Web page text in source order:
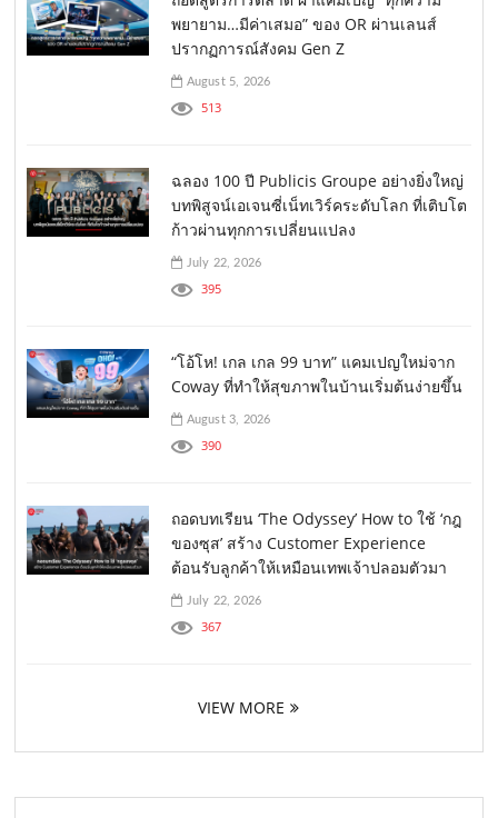
พยายาม…มีค่าเสมอ” ของ OR ผ่านเลนส์
ปรากฏการณ์สังคม Gen Z
August 5, 2026
513
ฉลอง 100 ปี Publicis Groupe อย่างยิ่งใหญ่
บทพิสูจน์เอเจนซี่เน็ทเวิร์คระดับโลก ที่เติบโต
ก้าวผ่านทุกการเปลี่ยนแปลง
July 22, 2026
395
“โอ้โห! เกล เกล 99 บาท” แคมเปญใหม่จาก
Coway ที่ทำให้สุขภาพในบ้านเริ่มต้นง่ายขึ้น
August 3, 2026
390
ถอดบทเรียน ‘The Odyssey’ How to ใช้ ‘กฎ
ของซุส’ สร้าง Customer Experience
ต้อนรับลูกค้าให้เหมือนเทพเจ้าปลอมตัวมา
July 22, 2026
367
VIEW MORE